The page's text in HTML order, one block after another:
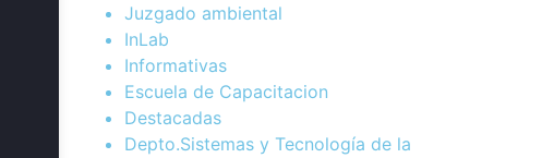
Juzgado ambiental
InLab
Informativas
Escuela de Capacitacion
Destacadas
Depto.Sistemas y Tecnología de la